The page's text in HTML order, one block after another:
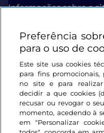
Informações sobre o
Ligações úteis
Iniciar sessão
Mantenha-se em contacto
Preferência
para o uso de
Este site usa cookies
para fins promocionais,
no site e para realizar
decidir a que cookies
recusar ou revogar o
momento, acedendo à
em "Personalizar